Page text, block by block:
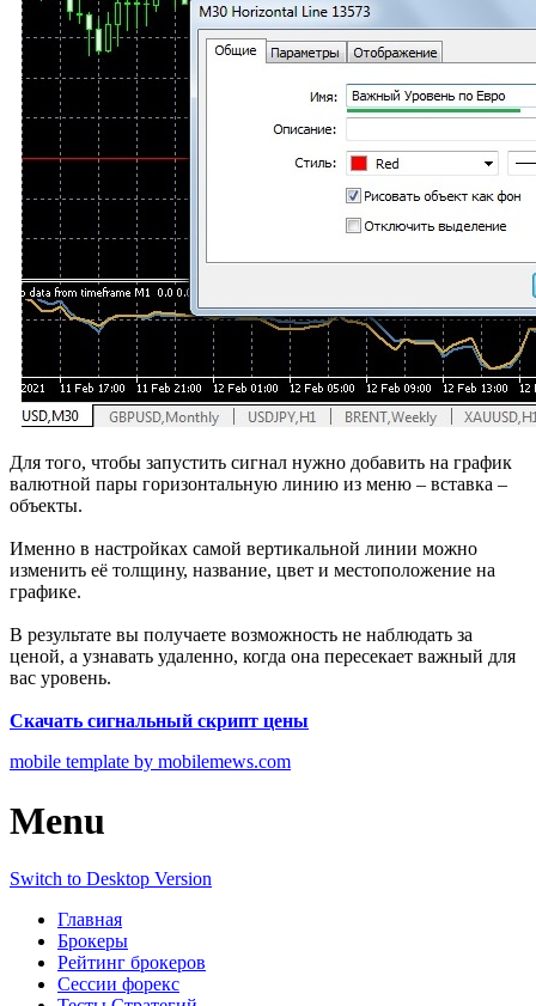
Для того, чтобы запустить сигнал нужно добавить на график
валютной пары горизонтальную линию из меню – вставка –
объекты.
Именно в настройках самой вертикальной линии можно
изменить её толщину, название, цвет и местоположение на
графике.
В результате вы получаете возможность не наблюдать за
ценой, а узнавать удаленно, когда она пересекает важный для
вас уровень.
Скачать сигнальный скрипт цены
mobile template by mobilemews.com
Menu
Switch to Desktop Version
Главная
Брокеры
Рейтинг брокеров
Сессии форекс